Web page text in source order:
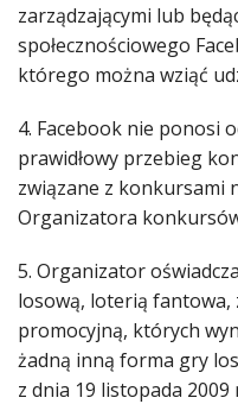
zarządzającymi lub
społecznościowego
którego można wziąć
4. Facebook nie ponosi
prawidłowy przebieg
związane z konkursami
Organizatora
5. Organizator
losową, loterią fantowa,
promocyjną, których
żadną inną forma gry
z dnia 19 listopada 2009